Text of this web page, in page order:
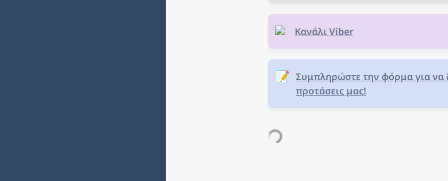
Κανάλι Viber
📝 Συμπληρώστε την φόρμα για να
προτάσεις μας!